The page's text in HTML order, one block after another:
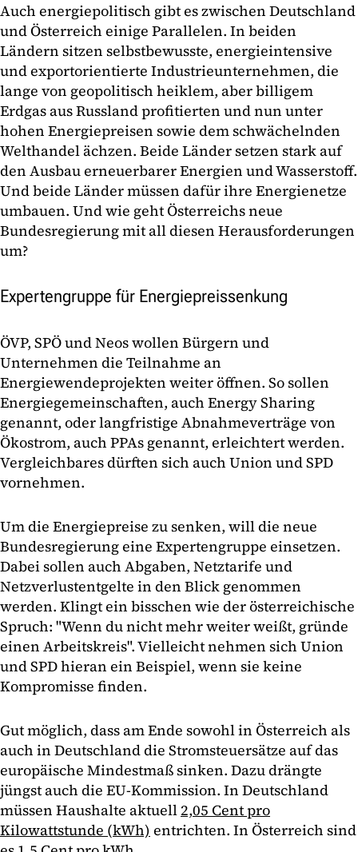
Auch energiepolitisch gibt es zwischen Deutschland
und Österreich einige Parallelen. In beiden
Ländern sitzen selbstbewusste, energieintensive
und exportorientierte Industrieunternehmen, die
lange von geopolitisch heiklem, aber billigem
Erdgas aus Russland profitierten und nun unter
hohen Energiepreisen sowie dem schwächelnden
Welthandel ächzen. Beide Länder setzen stark auf
den Ausbau erneuerbarer Energien und Wasserstoff.
Und beide Länder müssen dafür ihre Energienetze
umbauen. Und wie geht Österreichs neue
Bundesregierung mit all diesen Herausforderungen
um?
Expertengruppe für Energiepreissenkung
ÖVP, SPÖ und Neos wollen Bürgern und
Unternehmen die Teilnahme an
Energiewendeprojekten weiter öffnen. So sollen
Energiegemeinschaften, auch Energy Sharing
genannt, oder langfristige Abnahmeverträge von
Ökostrom, auch PPAs genannt, erleichtert werden.
Vergleichbares dürften sich auch Union und SPD
vornehmen.
Um die Energiepreise zu senken, will die neue
Bundesregierung eine Expertengruppe einsetzen.
Dabei sollen auch Abgaben, Netztarife und
Netzverlustentgelte in den Blick genommen
werden. Klingt ein bisschen wie der österreichische
Spruch: "Wenn du nicht mehr weiter weißt, gründe
einen Arbeitskreis". Vielleicht nehmen sich Union
und SPD hieran ein Beispiel, wenn sie keine
Kompromisse finden.
Gut möglich, dass am Ende sowohl in Österreich als
auch in Deutschland die Stromsteuersätze auf das
europäische Mindestmaß sinken. Dazu drängte
jüngst auch die EU-Kommission. In Deutschland
müssen Haushalte aktuell 2,05 Cent pro
Kilowattstunde (kWh) entrichten. In Österreich sind